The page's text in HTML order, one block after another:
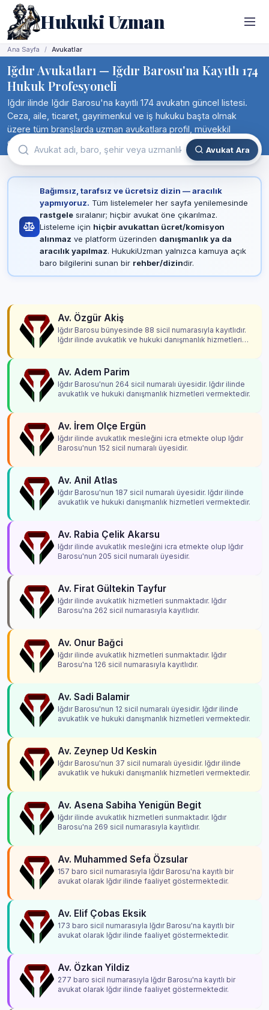
Hukuki Uzman
Ana Sayfa Avukatlar
Iğdır Avukatları — Iğdır Barosu'na Kayıtlı 174
Hukuk Profesyoneli
Iğdır ilinde Iğdır Barosu'na kayıtlı 174 avukatın güncel listesi.
Ceza, aile, ticaret, gayrimenkul ve iş hukuku başta olmak
üzere tüm branşlarda uzman avukatlara profil, müvekkil
değerlendirmesi ve iletişim bilgileriyle birlikte doğrudan ulaşın.
Avukat Ara
Bağımsız, tarafsız ve ücretsiz dizin — aracılık
yapmıyoruz. Tüm listelemeler her sayfa yenilemesinde
rastgelesıralanır; hiçbir avukat öne çıkarılmaz.
Listeleme için hiçbir avukattan ücret/komisyon
alınmaz ve platform üzerinden danışmanlık ya da
aracılık yapılmaz. HukukiUzman yalnızca kamuya açık
baro bilgilerini sunan bir rehber/dizindir.
Av. Özgür Akiş
Iğdır Barosu bünyesinde 88 sicil numarasıyla kayıtlıdır.
Iğdır ilinde avukatlık ve hukuki danışmanlık hizmetleri
Av. Adem Parim
Iğdır Barosu'nun 264 sicil numaralı üyesidir. Iğdır ilinde
avukatlık ve hukuki danışmanlık hizmetleri vermektedir.
Av. İrem Olçe Ergün
Iğdır ilinde avukatlık mesleğini icra etmekte olup Iğdır
Barosu'nun 152 sicil numaralı üyesidir.
Av. Anil Atlas
Iğdır Barosu'nun 187 sicil numaralı üyesidir. Iğdır ilinde
avukatlık ve hukuki danışmanlık hizmetleri vermektedir.
Av. Rabia Çelik Akarsu
Iğdır ilinde avukatlık mesleğini icra etmekte olup Iğdır
Barosu'nun 205 sicil numaralı üyesidir.
Av. Firat Gültekin Tayfur
Iğdır ilinde avukatlık hizmetleri sunmaktadır. Iğdır
Barosu'na 262 sicil numarasıyla kayıtlıdır.
Av. Onur Bağci
Iğdır ilinde avukatlık hizmetleri sunmaktadır. Iğdır
Barosu'na 126 sicil numarasıyla kayıtlıdır.
Av. Sadi Balamir
Iğdır Barosu'nun 12 sicil numaralı üyesidir. Iğdır ilinde
avukatlık ve hukuki danışmanlık hizmetleri vermektedir.
Av. Zeynep Ud Keskin
Iğdır Barosu'nun 37 sicil numaralı üyesidir. Iğdır ilinde
avukatlık ve hukuki danışmanlık hizmetleri vermektedir.
Av. Asena Sabiha Yenigün Begit
Iğdır ilinde avukatlık hizmetleri sunmaktadır. Iğdır
Barosu'na 269 sicil numarasıyla kayıtlıdır.
Av. Muhammed Sefa Özsular
157 baro sicil numarasıyla Iğdır Barosu'na kayıtlı bir
avukat olarak Iğdır ilinde faaliyet göstermektedir.
Av. Elif Çobas Eksik
173 baro sicil numarasıyla Iğdır Barosu'na kayıtlı bir
avukat olarak Iğdır ilinde faaliyet göstermektedir.
Av. Özkan Yildiz
277 baro sicil numarasıyla Iğdır Barosu'na kayıtlı bir
avukat olarak Iğdır ilinde faaliyet göstermektedir.